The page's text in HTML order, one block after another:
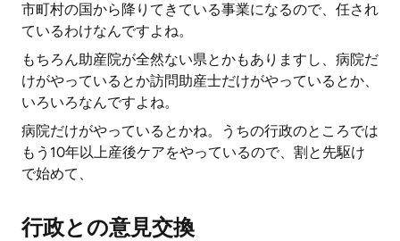
市町村の国から降りてきている事業になるので、任され
ているわけなんですよね。
もちろん助産院が全然ない県とかもありますし、病院だ
けがやっているとか訪問助産士だけがやっているとか、
いろいろなんですよね。
病院だけがやっているとかね。うちの行政のところでは
もう10年以上産後ケアをやっているので、割と先駆け
で始めて、
行政との意見交換